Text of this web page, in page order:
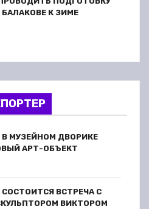
К ЗИМЕ
В МУЗЕЙНОМ ДВОРИКЕ
АРТ-ОБЪЕКТ
ВСТРЕЧА С
ВИКТОРОМ